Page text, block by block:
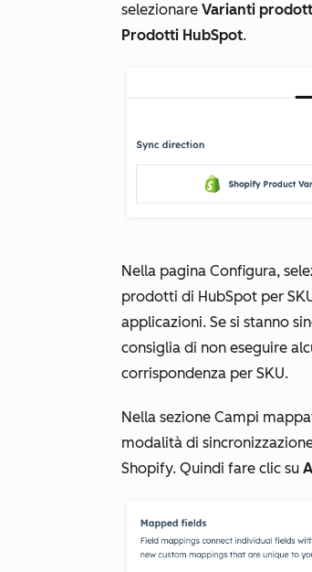
selezionare Varianti
Prodotti HubSpot.
Nella pagina Configura,
prodotti di HubSpot per
applicazioni. Se si stanno
consiglia di non eseguire
corrispondenza per SKU.
Nella sezione Campi
modalità di
Shopify. Quindi fare clic su